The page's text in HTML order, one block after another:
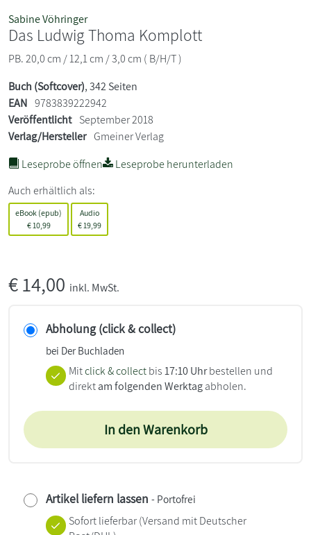
Sabine Vöhringer
Das Ludwig Thoma Komplott
PB. 20,0 cm / 12,1 cm / 3,0 cm ( B/H/T )
Buch (Softcover), 342 Seiten
EAN 9783839222942
Veröffentlicht September 2018
Verlag/Hersteller Gmeiner Verlag
Leseprobe öffnen
Leseprobe herunterladen
Auch erhältlich als:
eBook (epub)
€10,99
Audio
€19,99
€14,00 inkl. MwSt.
Abholung (click & collect)
bei Der Buchladen
Mitclick & collect bis17:10 Uhrbestellen und
direktam folgenden Werktagabholen.
In den Warenkorb
Artikel liefern lassen - Portofrei
Sofort lieferbar(Versand mit Deutscher